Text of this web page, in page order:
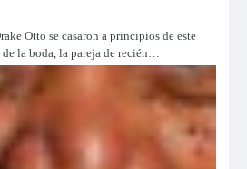
Otto se casaron a principios de este
la boda, la pareja de recién…